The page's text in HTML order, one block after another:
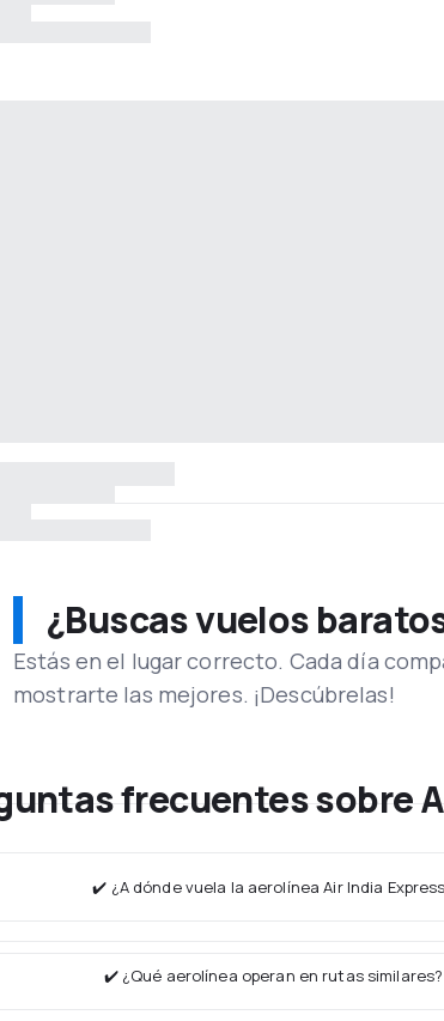
¿Buscas vuelos
Estás en el lugar correcto. Cada día
mostrarte las mejores. ¡Descúbrelas!
frecuentes sobre
✔️ ¿A dónde vuela la aerolínea Air India
✔️ ¿Qué aerolínea operan en rutas similares?